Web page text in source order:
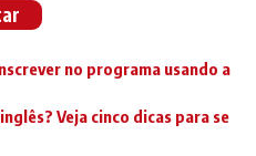
no programa usando a
Veja cinco dicas para se